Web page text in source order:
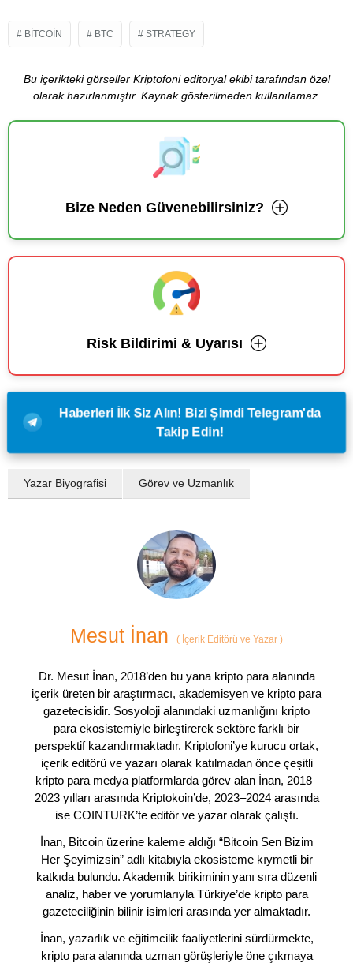
BITCOIN BTC STRATEGY
Bu içerikteki görseller Kriptofoni editoryal ekibi tarafından özel
olarak hazırlanmıştır. Kaynak gösterilmeden kullanılamaz.
Bize Neden Güvenebilirsiniz?
Risk Bildirimi & Uyarısı
Haberleri İlk Siz Alın! Bizi Şimdi Telegram'da
Takip Edin!
Yazar Biyografisi Görev ve Uzmanlık
Mesut İnan ( İçerik Editörü ve Yazar )
Dr. Mesut İnan, 2018’den bu yana kripto para alanında
içerik üreten bir araştırmacı, akademisyen ve kripto para
gazetecisidir. Sosyoloji alanındaki uzmanlığını kripto
para ekosistemiyle birleştirerek sektöre farklı bir
perspektif kazandırmaktadır. Kriptofoni’ye kurucu ortak,
içerik editörü ve yazarı olarak katılmadan önce çeşitli
kripto para medya platformlarda görev alan İnan, 2018–
2023 yılları arasında Kriptokoin’de, 2023–2024 arasında
ise COINTURK’te editör ve yazar olarak çalıştı.
İnan, Bitcoin üzerine kaleme aldığı “Bitcoin Sen Bizim
Her Şeyimizsin” adlı kitabıyla ekosisteme kıymetli bir
katkıda bulundu. Akademik birikiminin yanı sıra düzenli
analiz, haber ve yorumlarıyla Türkiye’de kripto para
gazeteciliğinin bilinir isimleri arasında yer almaktadır.
İnan, yazarlık ve eğitimcilik faaliyetlerini sürdürmekte,
kripto para alanında uzman görüşleriyle öne çıkmaya